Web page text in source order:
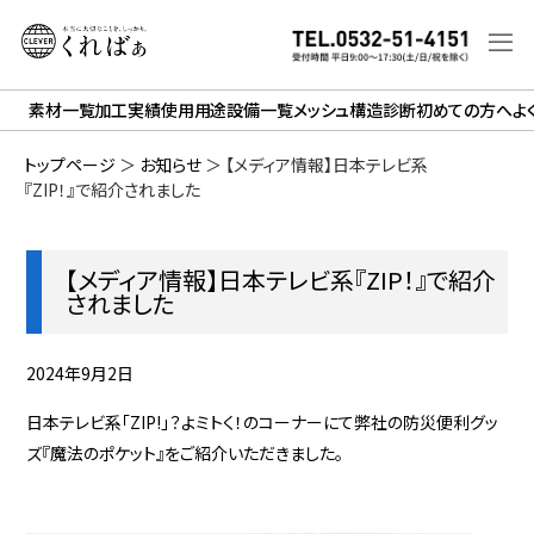
素材一覧加工実績使用用途設備一覧メッシュ構造診断初めての方へよ
トップページ ＞ お知らせ ＞ 【メディア情報】日本テレビ系
『ZIP！』で紹介されました
【メディア情報】日本テレビ系『ZIP！』で紹介
されました
2024年9月2日
日本テレビ系「ZIP!」？よミトく！のコーナーにて弊社の防災便利グッ
ズ『魔法のポケット』をご紹介いただきました。